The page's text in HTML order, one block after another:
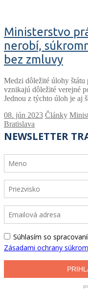
Ministerstvo
nerobí,
bez zmluvy
Medzi dôležité úlohy štátu
vznikajú dôležité verejné
Jednou z týchto úloh je aj
Články
Bratislava